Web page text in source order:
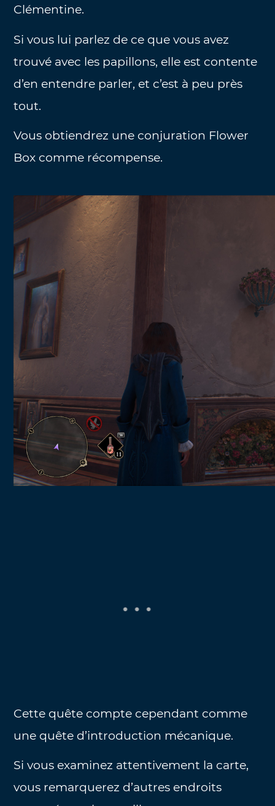
Clémentine.
Si vous lui parlez de ce que vous avez
trouvé avec les papillons, elle est contente
d’en entendre parler, et c’est à peu près
tout.
Vous obtiendrez une conjuration Flower
Box comme récompense.
Cette quête compte cependant comme
une quête d’introduction mécanique.
Si vous examinez attentivement la carte,
vous remarquerez d’autres endroits